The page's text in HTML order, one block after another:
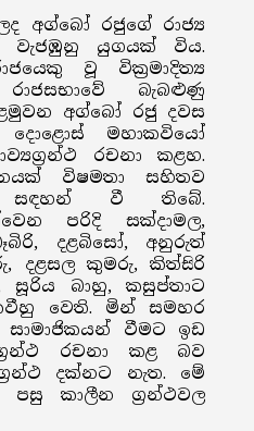
අග්බෝ රජුගේ රාජ්‍ය
වැජඹුනු යුගයක් විය.
වූ වික්‍රමාදිත්‍ය
බැබළුණු
අග්බෝ රජු දවස
දොළොස් මහාකවියෝ
රචනා කළහ.
විෂමතා සහිතව
සඳහන් වී තිබේ.
පරිදි සක්දාමල,
දළබිසෝ, අනුරුත්
දළසල කුමරු, කිත්සිරි
බාහු, කසුප්තාට
වෙති. මින් සමහර
වීමට ඉඩ
රචනා කළ බව
දක්නට නැත. මේ
කාලීන ග්‍රන්ථවල